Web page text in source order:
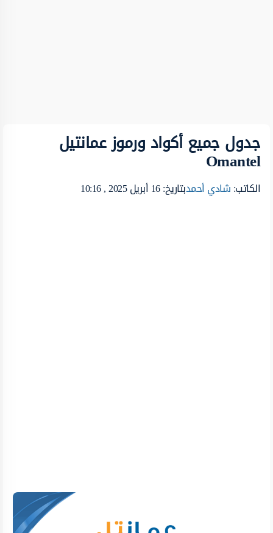
جدول جميع أكواد ورموز عمانتيل
Omantel
الكاتب:شادي أحمدبتاريخ: 16 أبريل 2025 , 10:16